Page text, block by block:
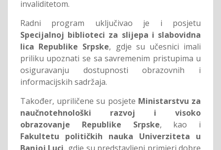
invaliditetom.
Radni program uključivao je i posjetu
Specijalnoj biblioteci za slijepa i slabovidna
lica Republike Srpske, gdje su učesnici imali
priliku upoznati se sa savremenim pristupima u
osiguravanju dostupnosti obrazovnih i
informacijskih sadržaja.
Također, upriličene su posjete Ministarstvu za
naučnotehnološki razvoj i visoko
obrazovanje Republike Srpske, kao i
Fakultetu političkih nauka Univerziteta u